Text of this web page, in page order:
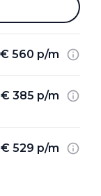
€ 560 p/m
€ 385 p/m
€ 529 p/m